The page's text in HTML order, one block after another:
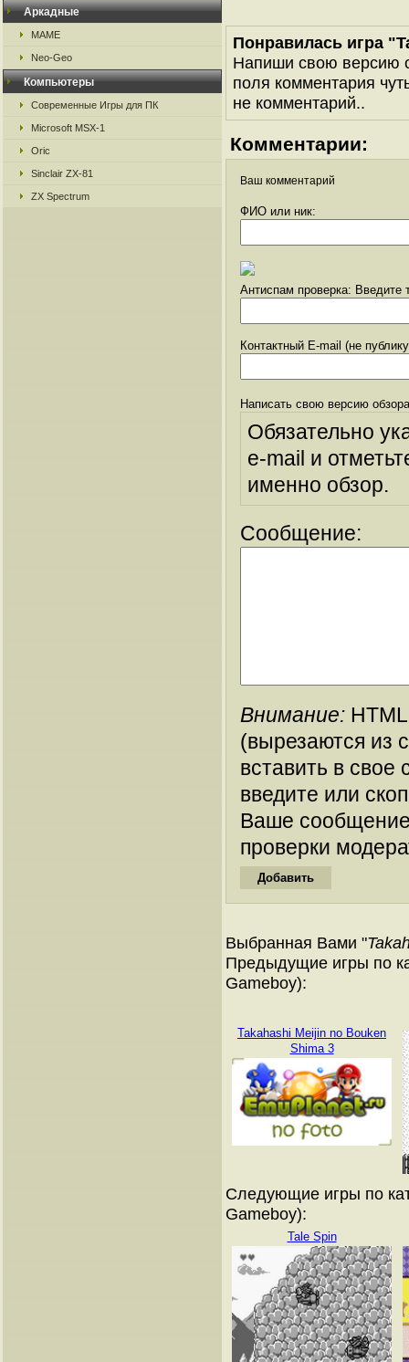
Аркадные
MAME
Neo-Geo
Компьютеры
Современные Игры для ПК
Microsoft MSX-1
Oric
Sinclair ZX-81
ZX Spectrum
Понравилась игра
Напиши свою версию
поля комментария
не комментарий..
Комментарии:
Ваш комментарий
ФИО или ник:
Антиспам проверка: Введите
Контактный E-mail (не
Написать свою версию
Обязательно
e-mail и
именно обзор.
Сообщение:
Внимание:
(вырезаются из
вставить в
введите или
Ваше
проверки
Выбранная Вами "
Предыдущие игры по
Gameboy):
Takahashi Meijin no Bouken
Shima 3
Следующие игры по
Gameboy):
Tale Spin